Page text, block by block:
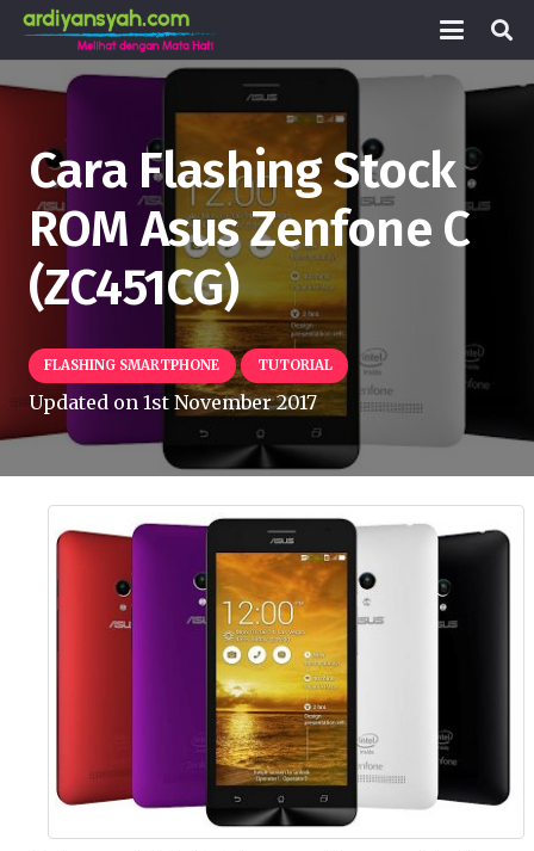
Cara Flashing Stock
ROM Asus Zenfone C
(ZC451CG)
FLASHING SMARTPHONE TUTORIAL
Updated on 1st November 2017